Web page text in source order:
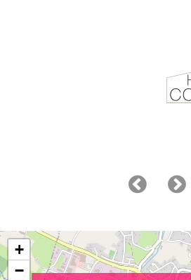
+
−